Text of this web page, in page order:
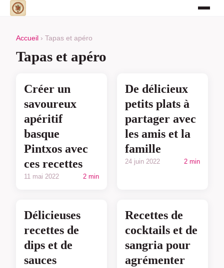
Accueil › Tapas et apéro
Tapas et apéro
Créer un
savoureux
apéritif
basque
Pintxos avec
ces recettes
11 mai 2022 2 min
De délicieux
petits plats à
partager avec
les amis et la
famille
24 juin 2022 2 min
Délicieuses
recettes de
dips et de
sauces
Recettes de
cocktails et de
sangria pour
agrémenter